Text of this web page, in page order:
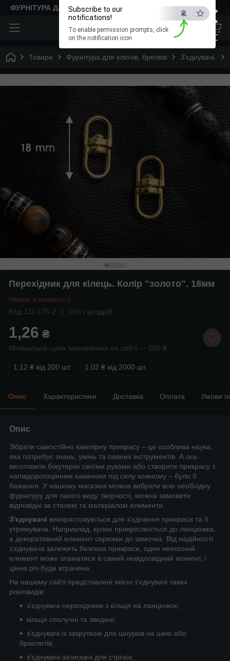
×
ESC
Subscribe to our
notifications!
To enable permission prompts, click
on the notification icon
ФУРНІТУРА ДЛЯ ТВОРЧОСТІ
Товари Фурнітура для ключів, брелків З'єднувачі.
Перехідник для кілець. Колір "золото". 18мм
Немає в наявності
Код: LD-175-2
Опт і роздріб
1,26 ₴
Мінімальна сума замовлення на сайті — 500 ₴
1,12 ₴ від 200 шт. 1,02 ₴ від 2000 шт.
Опис Характеристики Доставка Оплата Умови
Опис
Зібрати самостійно ювелірну прикрасу – це особлива наука,
яка потребує знань, умінь та певних інструментів. А ось
виготовити біжутерію своїми руками або створити прикрасу з
напівдорогоцінним камінням під силу кожному – було б
бажання. У нашому магазині можна вибрати всю необхідну
фурнітуру для такого виду творчості, можна замовити
відповідні за стилем та матеріалом елементи.
З'єднувачі використовуються для з'єднання прикраси та її
утримувача. Наприклад, кулон прикріплюється до ланцюжка,
а декоративний елемент сережки до замочка. Від надійності
з'єднувача залежить безпека прикраси, один неякісний
елемент може зламатися в самий невідповідний момент, і
цінна річ буде втрачена.
На нашому сайті представлені якісні з'єднувачі таких
різновидів:
з'єднувачі-перехідники з кільця на ланцюжок;
кільця сполучні та зведені;
з'єднувачі із закруткою для шнурків на шию або
браслетів;
з'єднувачі-затискачі для стрічок;